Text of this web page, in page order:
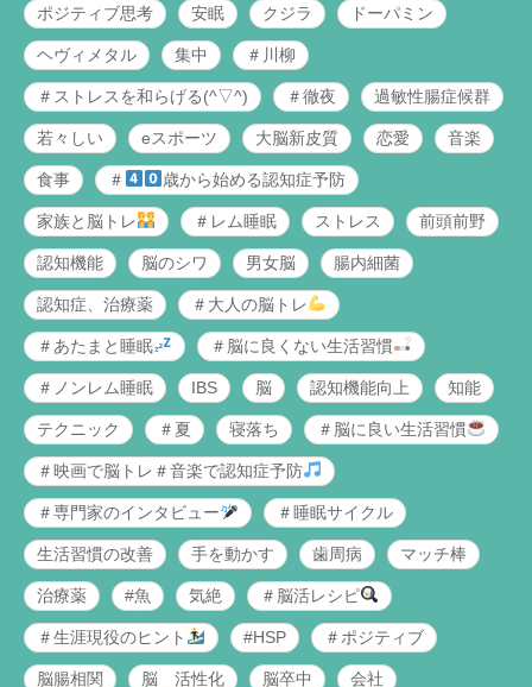
ポジティブ思考 安眠 クジラ ドーパミン
ヘヴィメタル 集中 ＃川柳
＃ストレスを和らげる(^▽^) ＃徹夜 過敏性腸症候群
若々しい eスポーツ 大脳新皮質 恋愛 音楽
食事 ＃ 歳から始める認知症予防
家族と脳トレ ＃レム睡眠 ストレス 前頭前野
認知機能 脳のシワ 男女脳 腸内細菌
認知症、治療薬 ＃大人の脳トレ
＃あたまと睡眠 ＃脳に良くない生活習慣
＃ノンレム睡眠 IBS 脳 認知機能向上 知能
テクニック ＃夏 寝落ち ＃脳に良い生活習慣
＃映画で脳トレ＃音楽で認知症予防
＃専門家のインタビュー ＃睡眠サイクル
生活習慣の改善 手を動かす 歯周病 マッチ棒
治療薬 #魚 気絶 ＃脳活レシピ
＃生涯現役のヒント #HSP ＃ポジティブ
脳腸相関 脳 活性化 脳卒中 会社